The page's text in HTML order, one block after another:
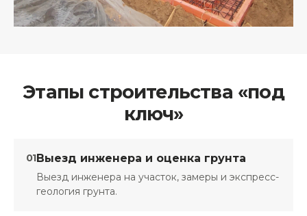
Этапы строительства «под
ключ»
01Выезд инженера и оценка грунта
Выезд инженера на участок, замеры и экспресс-
геология грунта.